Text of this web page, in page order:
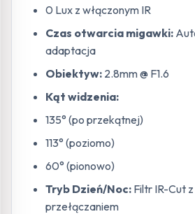
0 Lux z włączonym IR
Czas otwarcia migawki:
adaptacja
Obiektyw: 2.8mm @ F1.6
Kąt widzenia:
135° (po przekątnej)
113° (poziomo)
60° (pionowo)
Tryb Dzień/Noc: Filtr IR-Cut
przełączaniem